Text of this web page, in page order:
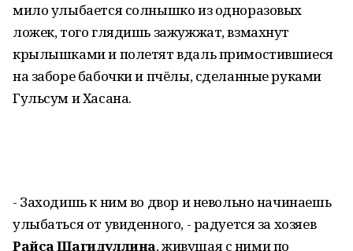
мило улыбается солнышко из одноразовых
ложек, того глядишь зажужжат, взмахнут
крылышками и полетят вдаль примостившиеся
на заборе бабочки и пчёлы, сделанные руками
Гульсум и Хасана.
- Заходишь к ним во двор и невольно начинаешь
улыбаться от увиденного, - радуется за хозяев
Райса Шагидуллина, живущая с ними по